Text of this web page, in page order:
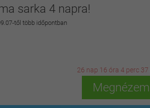
sarka 4 napra!
től több időpontban
26 nap 16 óra 4 perc 35
Megnézem